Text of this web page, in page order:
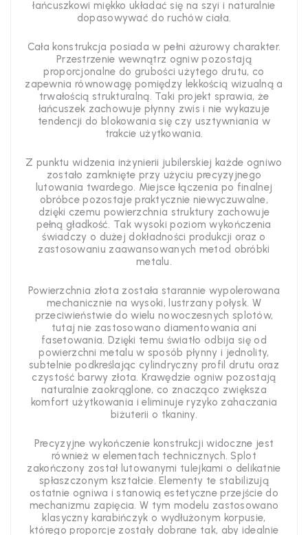
łańcuszkowi miękko układać się na szyi i naturalnie
dopasowywać do ruchów ciała.
Cała konstrukcja posiada w pełni ażurowy charakter.
Przestrzenie wewnątrz ogniw pozostają
proporcjonalne do grubości użytego drutu, co
zapewnia równowagę pomiędzy lekkością wizualną a
trwałością strukturalną. Taki projekt sprawia, że
łańcuszek zachowuje płynny zwis i nie wykazuje
tendencji do blokowania się czy usztywniania w
trakcie użytkowania.
Z punktu widzenia inżynierii jubilerskiej każde ogniwo
zostało zamknięte przy użyciu precyzyjnego
lutowania twardego. Miejsce łączenia po finalnej
obróbce pozostaje praktycznie niewyczuwalne,
dzięki czemu powierzchnia struktury zachowuje
pełną gładkość. Tak wysoki poziom wykończenia
świadczy o dużej dokładności produkcji oraz o
zastosowaniu zaawansowanych metod obróbki
metalu.
Powierzchnia złota została starannie wypolerowana
mechanicznie na wysoki, lustrzany połysk. W
przeciwieństwie do wielu nowoczesnych splotów,
tutaj nie zastosowano diamentowania ani
fasetowania. Dzięki temu światło odbija się od
powierzchni metalu w sposób płynny i jednolity,
subtelnie podkreślając cylindryczny profil drutu oraz
czystość barwy złota. Krawędzie ogniw pozostają
naturalnie zaokrąglone, co znacząco zwiększa
komfort użytkowania i eliminuje ryzyko zahaczania
biżuterii o tkaniny.
Precyzyjne wykończenie konstrukcji widoczne jest
również w elementach technicznych. Splot
zakończony został lutowanymi tulejkami o delikatnie
spłaszczonym kształcie. Elementy te stabilizują
ostatnie ogniwa i stanowią estetyczne przejście do
mechanizmu zapięcia. W tym modelu zastosowano
klasyczny karabińczyk o wydłużonym korpusie,
którego proporcje zostały dobrane tak, aby idealnie